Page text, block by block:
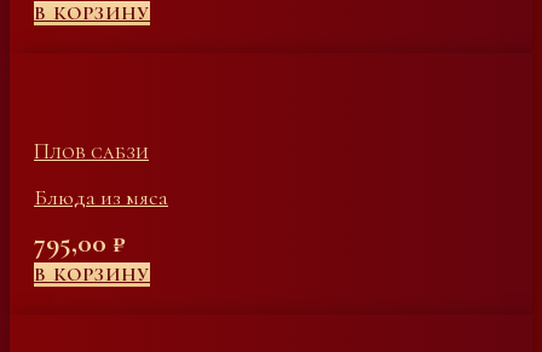
В КОРЗИНУ
Плов сабзи
Блюда из мяса
795,00 ₽
В КОРЗИНУ